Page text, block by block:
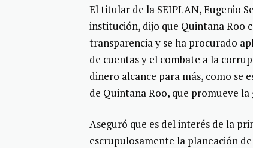
El titular de la SEIPLAN, Eugenio
institución, dijo que Quintana Roo
transparencia y se ha procurado
de cuentas y el combate a la
dinero alcance para más, como se
de Quintana Roo, que promueve
Aseguró que es del interés de la
escrupulosamente la planeación